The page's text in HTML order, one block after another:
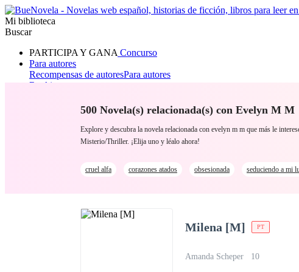
Mi biblioteca
Buscar
PARTICIPA Y GANA Concurso
Para autores
Recompensas de autoresPara autores
Ranking
RomanceHombre loboMafiaSistemaFantasíaUrbanoLGBTQ+
500 Novela(s) relacionada(s) con Evelyn M M
Explore y descubra la novela relacionada con evelyn m m que más le
Misterio/Thriller. ¡Elija uno y léalo ahora!
cruel alfa corazones atados obsesionada seduciendo a mi
Milena [M] PT
Amanda Scheper 10